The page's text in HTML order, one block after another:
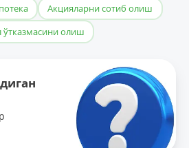
Акцияларни сотиб олиш
ўтказмасини олиш